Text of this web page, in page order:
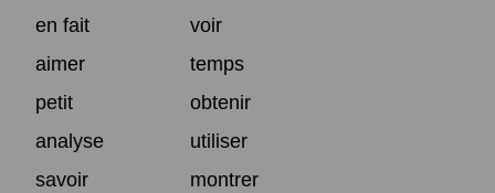
en fait
voir
aimer
temps
petit
obtenir
analyse
utiliser
savoir
montrer